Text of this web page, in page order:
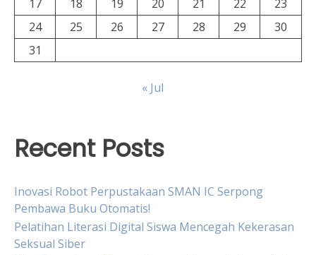
17 18 19 20 21 22
23
24
25 26 27 28 29
30
31
« Jul
Recent Posts
Inovasi Robot Perpustakaan SMAN IC Serpong
Pembawa Buku Otomatis!
Pelatihan Literasi Digital Siswa Mencegah Kekerasan
Seksual Siber